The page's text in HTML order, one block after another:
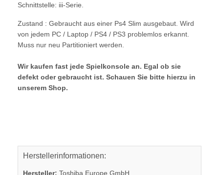
Schnittstelle: iii-Serie.
Zustand : Gebraucht aus einer Ps4 Slim ausgebaut. Wird
von jedem PC / Laptop / PS4 / PS3 problemlos erkannt.
Muss nur neu Partitioniert werden.
Wir kaufen fast jede Spielkonsole an. Egal ob sie
defekt oder gebraucht ist. Schauen Sie bitte hierzu in
unserem Shop.
Herstellerinformationen:
Hersteller: Toshiba Europe GmbH